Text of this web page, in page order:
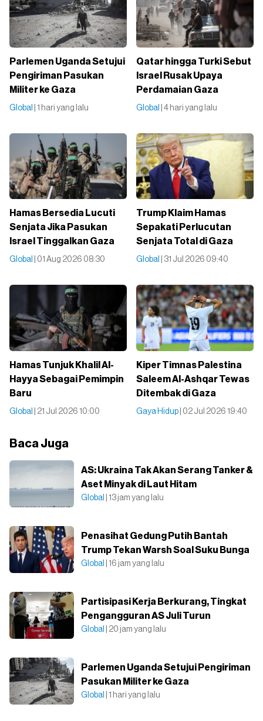
Parlemen Uganda Setujui
Pengiriman Pasukan
Militer ke Gaza
Global | 1 hari yang lalu
Qatar hingga Turki Sebut
Israel Rusak Upaya
Perdamaian Gaza
Global | 4 hari yang lalu
Hamas Bersedia Lucuti
Senjata Jika Pasukan
Israel Tinggalkan Gaza
Global | 01 Aug 2026 08:30
Trump Klaim Hamas
Sepakati Perlucutan
Senjata Total di Gaza
Global | 31 Jul 2026 09:40
Hamas Tunjuk Khalil Al-
Hayya Sebagai Pemimpin
Baru
Global | 21 Jul 2026 10:00
Kiper Timnas Palestina
Saleem Al-Ashqar Tewas
Ditembak di Gaza
Gaya Hidup | 02 Jul 2026 19:40
Baca Juga
AS: Ukraina Tak Akan Serang Tanker &
Aset Minyak di Laut Hitam
Global | 13 jam yang lalu
Penasihat Gedung Putih Bantah
Trump Tekan Warsh Soal Suku Bunga
Global | 16 jam yang lalu
Partisipasi Kerja Berkurang, Tingkat
Pengangguran AS Juli Turun
Global | 20 jam yang lalu
Parlemen Uganda Setujui Pengiriman
Pasukan Militer ke Gaza
Global | 1 hari yang lalu